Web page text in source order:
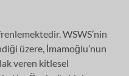
WSWS’nin
üzere, İmamoğlu’nun
veren kitlesel